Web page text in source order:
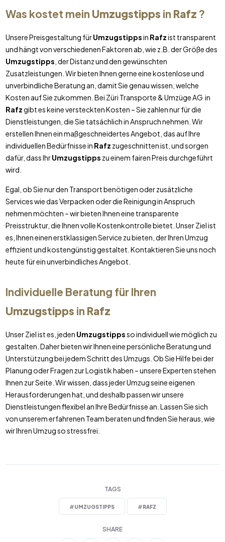
Was kostet mein Umzugstipps in Rafz ?
Unsere Preisgestaltung fürUmzugstippsin Rafzist transparent
und hängt von verschiedenen Faktoren ab, wie z.B. der Größe des
Umzugstipps , der Distanz und den gewünschten
Zusatzleistungen. Wir bieten Ihnen gerne eine kostenlose und
unverbindliche Beratung an, damit Sie genau wissen, welche
Kosten auf Sie zukommen. Bei Züri Transporte & Umzüge AG in
Rafzgibt es keine versteckten Kosten – Sie zahlen nur für die
Dienstleistungen, die Sie tatsächlich in Anspruch nehmen. Wir
erstellen Ihnen ein maßgeschneidertes Angebot, das auf Ihre
individuellen Bedürfnisse in Rafz zugeschnitten ist, und sorgen
dafür, dass IhrUmzugstipps zu einem fairen Preis durchgeführt
wird.
Egal, ob Sie nur den Transport benötigen oder zusätzliche
Services wie das Verpacken oder die Reinigung in Anspruch
nehmen möchten – wir bieten Ihnen eine transparente
Preisstruktur, die Ihnen volle Kostenkontrolle bietet. Unser Ziel ist
es, Ihnen einen erstklassigen Service zu bieten, der Ihren Umzug
effizient und kostengünstig gestaltet. Kontaktieren Sie uns noch
heute für ein unverbindliches Angebot.
Individuelle Beratung für Ihren
Umzugstipps in Rafz
Unser Ziel ist es, jeden Umzugstippsso individuell wie möglich zu
gestalten. Daher bieten wir Ihnen eine persönliche Beratung und
Unterstützung bei jedem Schritt des Umzugs. Ob Sie Hilfe bei der
Planung oder Fragen zur Logistik haben – unsere Experten stehen
Ihnen zur Seite. Wir wissen, dass jeder Umzug seine eigenen
Herausforderungen hat, und deshalb passen wir unsere
Dienstleistungen flexibel an Ihre Bedürfnisse an. Lassen Sie sich
von unserem erfahrenen Team beraten und finden Sie heraus, wie
wir Ihren Umzug so stressfrei.
TAGS
#UMZUGSTIPPS #RAFZ
SHARE